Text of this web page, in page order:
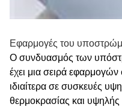
Εφαρμογές του
Ο συνδυασμός των
έχει μια σειρά εφαρμογών
ιδιαίτερα σε συσκευές
θερμοκρασίας και